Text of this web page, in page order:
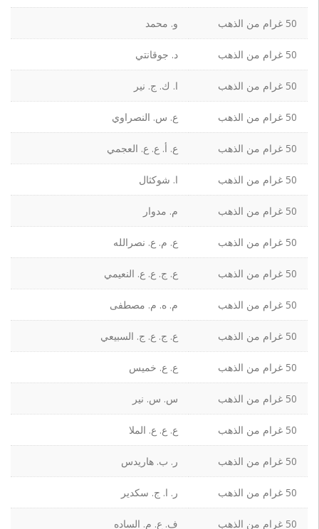
50 غرام من الذهب و. محمد
50 غرام من الذهب د. جوقانتي
50 غرام من الذهب ا. ك. ج. نير
50 غرام من الذهب ع. س. النصراوي
50 غرام من الذهب ع. أ. ع. ع. العجمي
50 غرام من الذهب ا. شوكثال
50 غرام من الذهب م. مدوار
50 غرام من الذهب ع. م. ع. نصرالله
50 غرام من الذهب ع. ج. ع. ع. النعيمي
50 غرام من الذهب م. ه. م. مصطفى
50 غرام من الذهب ع. ج. ع. ج. السبيعي
50 غرام من الذهب ع. ع. خميس
50 غرام من الذهب س. س. نير
50 غرام من الذهب ع. ع. ع. الملا
50 غرام من الذهب ر. ب. هاريدس
50 غرام من الذهب ر. ا. ج. سكدير
50 غرام من الذهب ف. ع. م. الساده